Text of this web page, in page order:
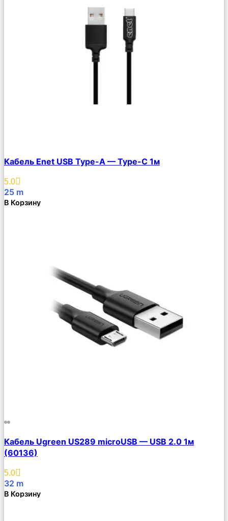
Описание
Избранное
Кабель Enet USB Type-A — Type-C 1м
5.0
25 m
В Корзину
Описание
Избранное
Кабель Ugreen US289 microUSB — USB 2.0 1м
(60136)
5.0
32 m
В Корзину